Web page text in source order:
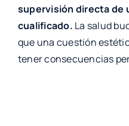
supervisión directa de
cualificado. La salud
que una cuestión
tener consecuencias